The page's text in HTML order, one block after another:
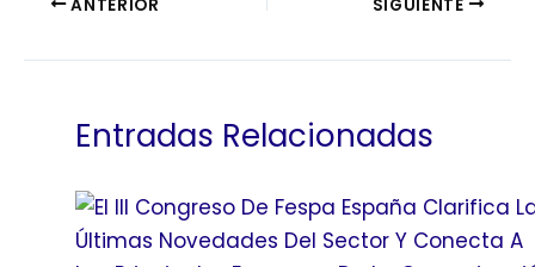
Entradas Relacionadas